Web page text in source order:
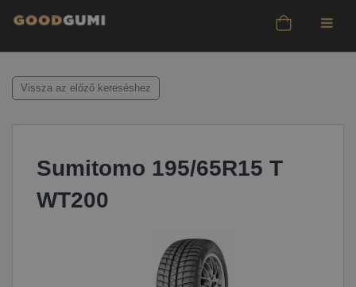
Vissza az előző kereséshez
Sumitomo 195/65R15 T
WT200